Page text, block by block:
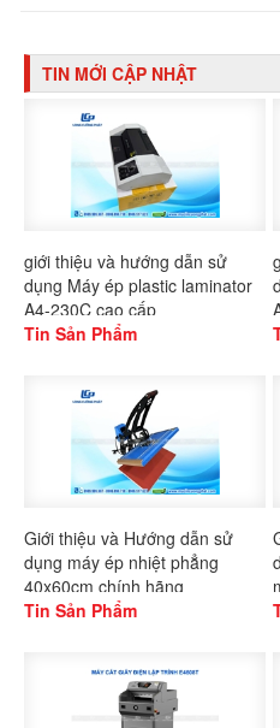
TIN MỚI CẬP NHẬT
giới thiệu và hướng dẫn sử
dụng Máy ép plastic laminator
A4-230C cao cấp
Tin Sản Phẩm
Giới thiệu và Hướng dẫn sử
dụng máy ép nhiệt phẳng
40x60cm chính hãng
Gaoshang
Tin Sản Phẩm